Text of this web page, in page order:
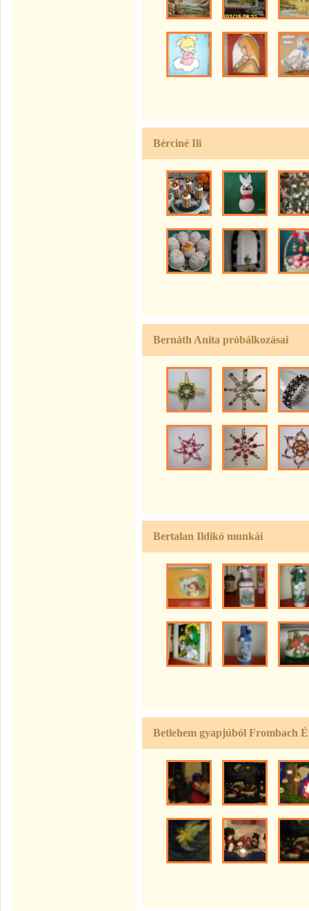
Bérciné Ili
Bernáth Anita próbálkozásai
Bertalan Ildikó munkái
Betlehem gyapjúból Frombach